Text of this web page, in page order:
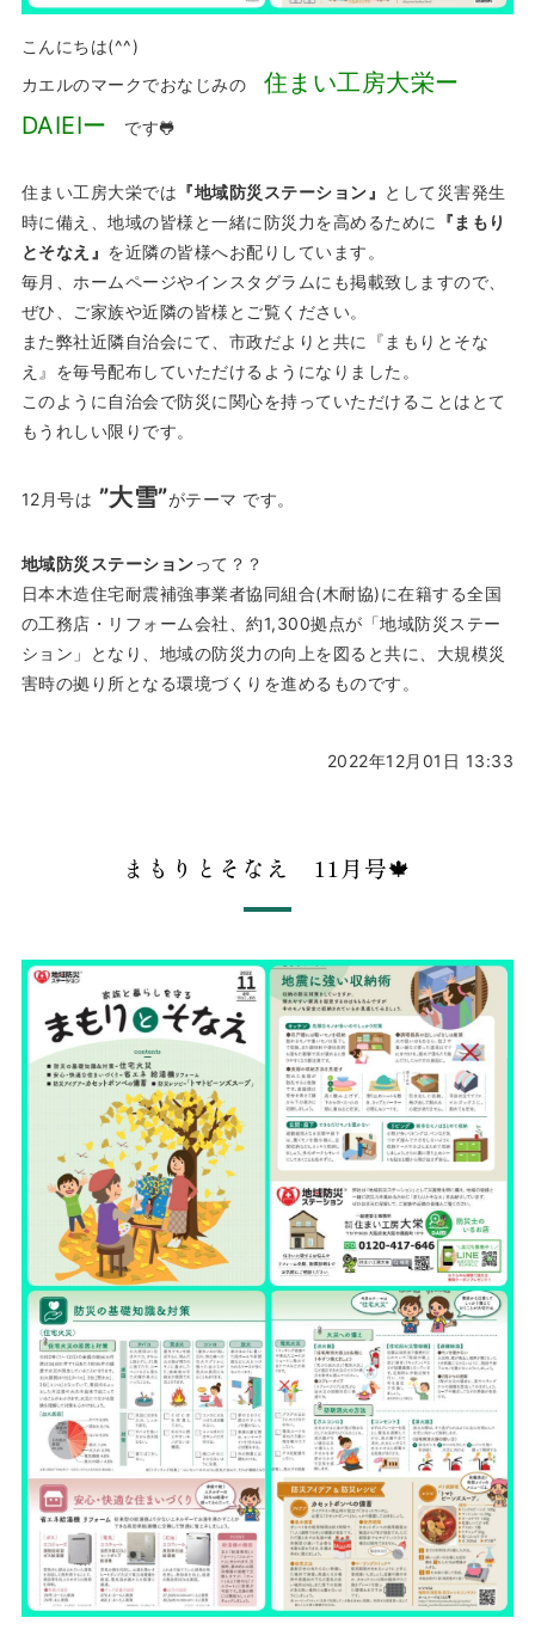
こんにちは(^^)
カエルのマークでおなじみの 住まい工房大栄ー
DAIEIー
です🐸
住まい工房大栄では 『地域防災ステーション』 として災害発生
時に備え、地域の皆様と一緒に防災力を高めるために 『まもり
とそなえ』 を近隣の皆様へお配りしています。
毎月、ホームページやインスタグラムにも掲載致しますので、
ぜひ、ご家族や近隣の皆様とご覧ください。
また弊社近隣自治会にて、市政だよりと共に『まもりとそな
え』を毎号配布していただけるようになりました。
このように自治会で防災に関心を持っていただけることはとて
もうれしい限りです。
12月号は ”大雪”がテーマ です。
地域防災ステーションって？？
日本木造住宅耐震補強事業者協同組合(木耐協)に在籍する全国
の工務店・リフォーム会社、約1,300拠点が「地域防災ステー
ション」となり、地域の防災力の向上を図ると共に、大規模災
害時の拠り所となる環境づくりを進めるものです。
2022年12月01日 13:33
まもりとそなえ 11月号🍁